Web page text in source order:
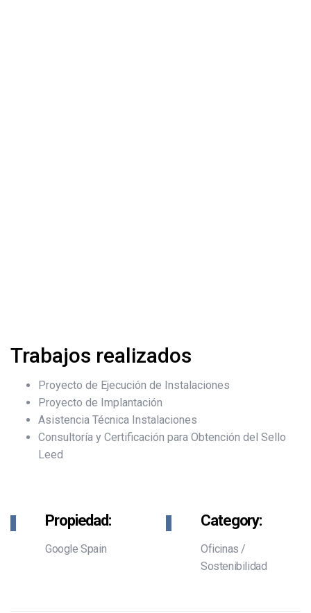
Trabajos realizados
Proyecto de Ejecución de Instalaciones
Proyecto de Implantación
Asistencia Técnica Instalaciones
Consultoría y Certificación para Obtención del Sello
Leed
Propiedad:
Google Spain
Category:
Oficinas /
Sostenibilidad